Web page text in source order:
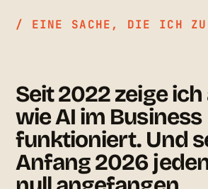
/ EINE SACHE, DIE ICH
Seit 2022 zeige
wie AI im Business
funktioniert. Und
Anfang 2026